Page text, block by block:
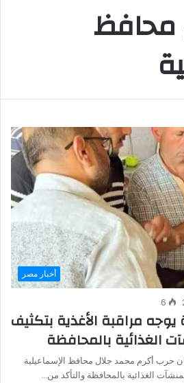
محافظ
أخبار مصر
6
مراقبة الأغذية بتكثيف
الغذائية بالمحافظة
حرب أكرم محمد جلال محافظ الإسماعيلية
الغذائية بالمحافظة والتأكد من…